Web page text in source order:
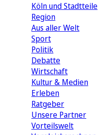
Köln und Stadtteile
Region
Aus aller Welt
Sport
Politik
Debatte
Wirtschaft
Kultur & Medien
Erleben
Ratgeber
Unsere Partner
Vorteilswelt